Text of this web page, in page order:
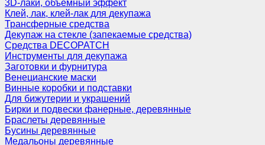
3D-лаки, объемный эффект
Клей, лак, клей-лак для декупажа
Трансферные средства
Декупаж на стекле (запекаемые средства)
Средства DECOPATCH
Инструменты для декупажа
Заготовки и фурнитура
Венецианские маски
Винные коробки и подставки
Для бижутерии и украшений
Бирки и подвески фанерные, деревянные
Браслеты деревянные
Бусины деревянные
Медальоны деревянные